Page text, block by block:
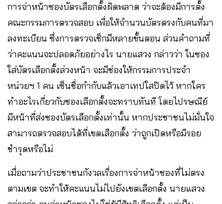
การจ่าหน้าซองบัตรเลือกตั้งผิดพลาด ว่าจะต้องมีการตั้ง
คณะกรรมการตรวจสอบ เพื่อให้จำนวนบัตรตรงกับคนที่มา
ลงทะเบียน ซึ่งการตรวจเช็กมีหลายขั้นตอน ส่วนคำถามที่
ว่าคะแนนจะปลอดภัยอย่างไร นายแสวง กล่าวว่า ในซอง
ใส่บัตรเลือกตั้งล่วงหน้า จะมีช่องให้กรรมการประจำ
หน่วยฯ 1 คน เซ็นชื่อกำกับแล้วเอาเทปใสปิดไว้ หากใคร
ทำอะไรเกี่ยวกับซองเลือกตั้งจะทราบทันที โดยไปรษณีย์
มีหน้าที่ส่งซองบัตรเลือกตั้งเท่านั้น หากประชาชนไม่มั่นใจ
สามารถตรวจสอบได้ที่เขตเลือกตั้ง ว่าถูกเปิดหรือมีรอย
ชำรุดหรือไม่
เมื่อถามว่าประชาชนกังวลเรื่องการจ่าหน้าซองที่ไม่ตรง
ตามเขต จะทำให้คะแนนไม่ไปยังเขตเลือกตั้ง นายแสวง